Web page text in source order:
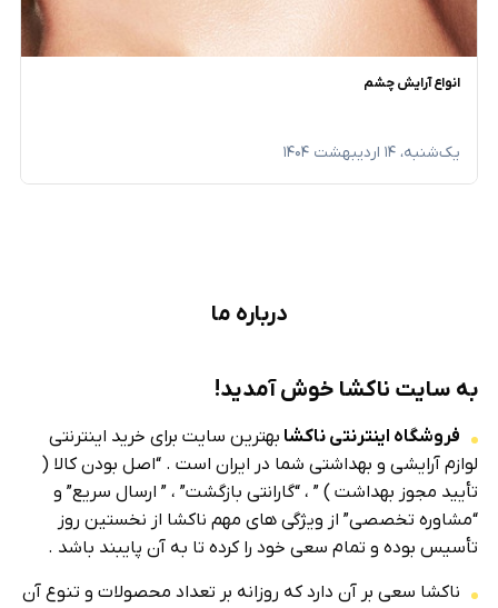
انواع آرایش چشم
یک‌شنبه، ۱۴ اردیبهشت ۱۴۰۴
درباره ما
به سایت ناکشا خوش آمدید!
فروشگاه اینترنتی ناکشا بهترین سایت برای خرید اینترنتی
لوازم آرایشی و بهداشتی شما در ایران است . “اصل بودن کالا (
تأیید مجوز بهداشت ) ” ، “گارانتی بازگشت” ، ” ارسال سریع” و
“مشاوره تخصصی” از ویژگی های مهم ناکشا از نخستین روز
تأسیس بوده و تمام سعی خود را کرده تا به آن پایبند باشد .
ناکشا سعی بر آن دارد که روزانه بر تعداد محصولات و تنوع آن